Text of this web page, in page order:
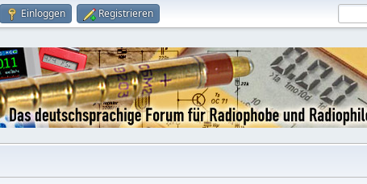
Einloggen Registrieren